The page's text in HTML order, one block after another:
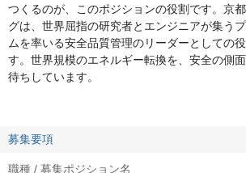
つくるのが、このポジションの役割です。京
グは、世界屈指の研究者とエンジニアが集う
ムを率いる安全品質管理のリーダーとしての
す。世界規模のエネルギー転換を、安全の側
待ちしています。
募集要項
職種 / 募集ポジション名